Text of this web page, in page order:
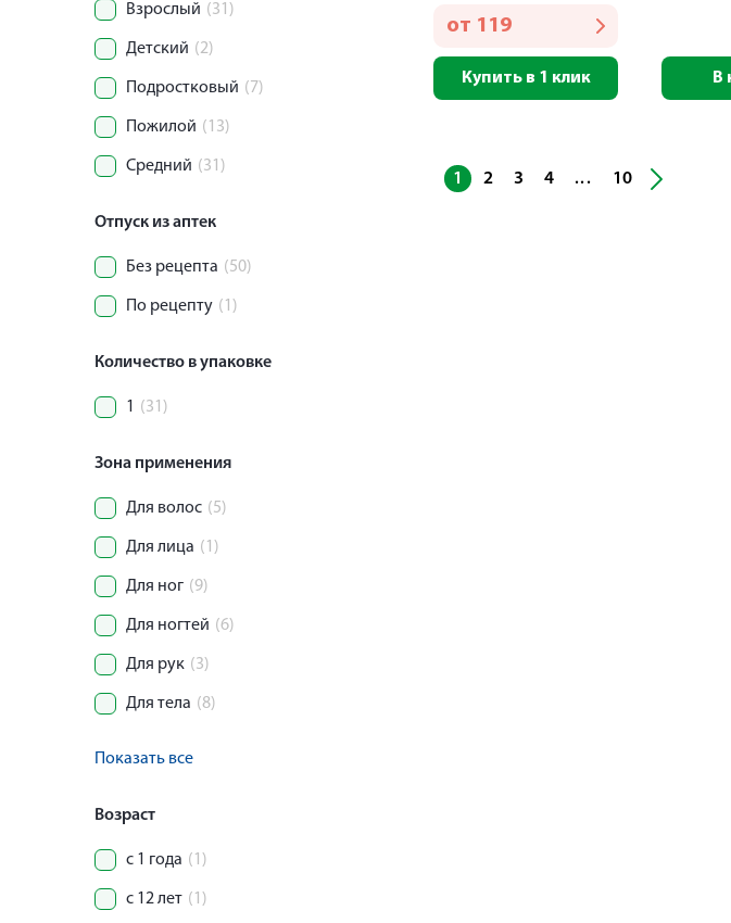
Взрослый (31)
Детский (2)
Подростковый (7)
Пожилой (13)
Средний (31)
Отпуск из аптек
Без рецепта (50)
По рецепту (1)
Количество в упаковке
1 (31)
Зона применения
Для волос (5)
Для лица (1)
Для ног (9)
Для ногтей (6)
Для рук (3)
Для тела (8)
Показать все
Возраст
с 1 года (1)
с 12 лет (1)
от 119
Купить в 1 клик В
1 2 3 4 ... 10